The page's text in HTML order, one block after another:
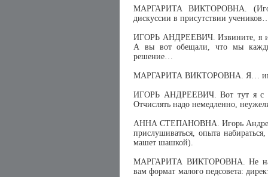
МАРГАРИТА ВИКТОРОВНА.
дискуссии в присутствии
ИГОРЬ АНДРЕЕВИЧ. Извините, я и
А вы вот обещали, что мы
решение…
МАРГАРИТА ВИКТОРОВНА. Я…
ИГОРЬ АНДРЕЕВИЧ. Вот тут я с
Отчислять надо немедленно,
АННА СТЕПАНОВНА. Игорь
прислушиваться, опыта
машет шашкой).
МАРГАРИТА ВИКТОРОВНА. Не надо
вам формат малого педсовета: